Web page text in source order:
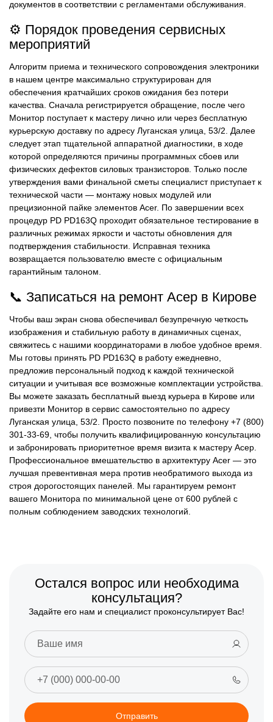
документов в соответствии с регламентами обслуживания.
⚙️ Порядок проведения сервисных
мероприятий
Алгоритм приема и технического сопровождения электроники
в нашем центре максимально структурирован для
обеспечения кратчайших сроков ожидания без потери
качества. Сначала регистрируется обращение, после чего
Монитор поступает к мастеру лично или через бесплатную
курьерскую доставку по адресу Луганская улица, 53/2. Далее
следует этап тщательной аппаратной диагностики, в ходе
которой определяются причины программных сбоев или
физических дефектов силовых транзисторов. Только после
утверждения вами финальной сметы специалист приступает к
технической части — монтажу новых модулей или
прецизионной пайке элементов Acer. По завершении всех
процедур PD PD163Q проходит обязательное тестирование в
различных режимах яркости и частоты обновления для
подтверждения стабильности. Исправная техника
возвращается пользователю вместе с официальным
гарантийным талоном.
📞 Записаться на ремонт Асер в Кирове
Чтобы ваш экран снова обеспечивал безупречную четкость
изображения и стабильную работу в динамичных сценах,
свяжитесь с нашими координаторами в любое удобное время.
Мы готовы принять PD PD163Q в работу ежедневно,
предложив персональный подход к каждой технической
ситуации и учитывая все возможные комплектации устройства.
Вы можете заказать бесплатный выезд курьера в Кирове или
привезти Монитор в сервис самостоятельно по адресу
Луганская улица, 53/2. Просто позвоните по телефону +7 (800)
301-33-69, чтобы получить квалифицированную консультацию
и забронировать приоритетное время визита к мастеру Асер.
Профессиональное вмешательство в архитектуру Acer — это
лучшая превентивная мера против необратимого выхода из
строя дорогостоящих панелей. Мы гарантируем ремонт
вашего Монитора по минимальной цене от 600 рублей с
полным соблюдением заводских технологий.
Остался вопрос или необходима
консультация?
Задайте его нам и специалист проконсультирует Вас!
Отправить